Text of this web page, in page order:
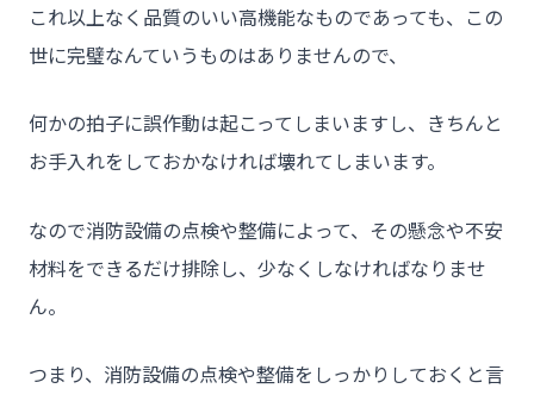
これ以上なく品質のいい高機能なものであっても、この
世に完璧なんていうものはありませんので、
何かの拍子に誤作動は起こってしまいますし、きちんと
お手入れをしておかなければ壊れてしまいます。
なので消防設備の点検や整備によって、その懸念や不安
材料をできるだけ排除し、少なくしなければなりませ
ん。
つまり、消防設備の点検や整備をしっかりしておくと言